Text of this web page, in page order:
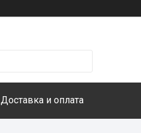
Доставка и оплата